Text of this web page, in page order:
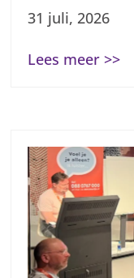
31 juli, 2026
Lees meer >>